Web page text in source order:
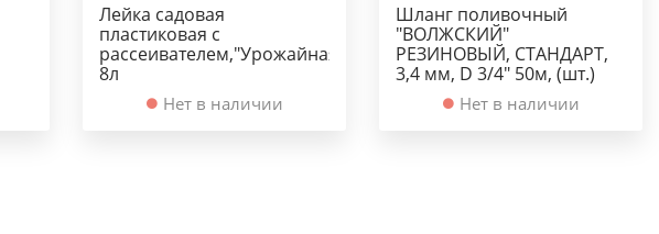
Лейка садовая
пластиковая с
рассеивателем,"Урожайная",
8л
Нет в наличии
Шланг поливочный
"ВОЛЖСКИЙ"
РЕЗИНОВЫЙ, СТАНДАРТ,
3,4 мм, D 3/4" 50м, (шт.)
Нет в наличии